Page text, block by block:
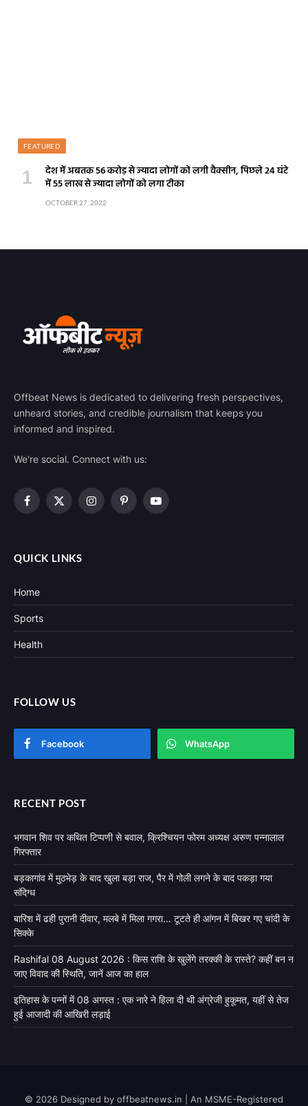
FEATURED
देश में अबतक 56 करोड़ से ज्यादा लोगों को लगी वैक्सीन, पिछले 24 घंटे
में 55 लाख से ज्यादा लोगों को लगा टीका
OCTOBER 27, 2022
Offbeat News is dedicated to delivering fresh perspectives,
unheard stories, and credible journalism that keeps you
informed and inspired.
We're social. Connect with us:
Facebook
X
InstagramPinterestYouTube
QUICK LINKS
Home
Sports
Health
FOLLOW US
Facebook WhatsApp
RECENT POST
भगवान शिव पर कथित टिप्पणी से बवाल, क्रिश्चियन फोरम अध्यक्ष अरुण पन्नालाल
गिरफ्तार
बड़कागांव में मुठभेड़ के बाद खुला बड़ा राज, पैर में गोली लगने के बाद पकड़ा गया
संदिग्ध
बारिश में ढही पुरानी दीवार, मलबे में मिला गगरा… टूटते ही आंगन में बिखर गए चांदी के
सिक्के
Rashifal 08 August 2026 : किस राशि के खुलेंगे तरक्की के रास्ते? कहीं बन न
जाए विवाद की स्थिति, जानें आज का हाल
इतिहास के पन्नों में 08 अगस्त : एक नारे ने हिला दी थी अंग्रेजी हुकूमत, यहीं से तेज
हुई आजादी की आखिरी लड़ाई
© 2026 Designed by offbeatnews.in | An MSME-Registered